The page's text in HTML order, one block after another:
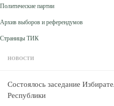
Политические партии
Архив выборов и референдумов
Страницы ТИК
НОВОСТИ
Состоялось заседание
Республики